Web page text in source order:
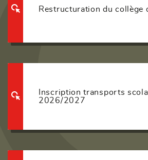
Restructuration du collège
Inscription transports
2026/2027